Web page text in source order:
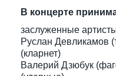
В концерте
заслуженные
Руслан Девликамов
(кларнет)
Валерий Дзюбук